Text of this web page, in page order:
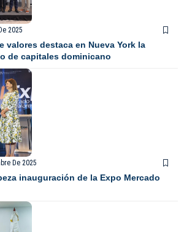
2025
valores destaca en Nueva York la
de capitales dominicano
De 2025
inauguración de la Expo Mercado